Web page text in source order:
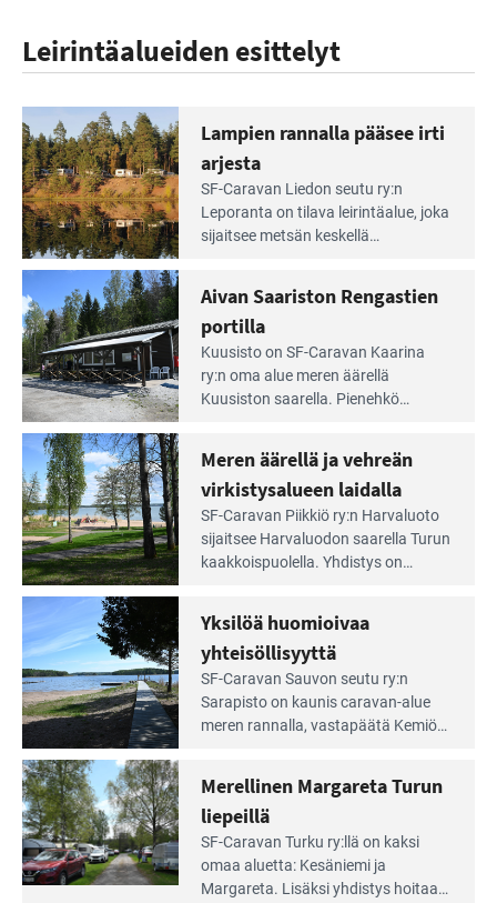
Leirintäalueiden esittelyt
Lue
Leirintäoppaan
artikkeli:
Lampien
rannalla
pääsee
irti
arjesta
Lampien rannalla pääsee irti
arjesta
SF-Caravan Liedon seutu ry:n
Leporanta on tilava leirintäalue, joka
sijaitsee metsän kes­kellä
tarjoaa ympäris­töineen kauniit
maisemat ja loistavat virkistäytymis­
mahdollisuudet.
Lue
Leirintäoppaan
artikkeli:
Aivan
Saariston
Rengastien
portilla
Aivan Saariston Rengastien
portilla
Kuusisto on SF-Caravan Kaarina
ry:n oma alue meren äärellä
Kuusiston saarella. Pie­nehkö
Lue
Leirintäoppaan
artikkeli:
Meren
äärellä
ja
vehreän
virkistysalueen
laidalla
Meren äärellä ja vehreän
virkistysalueen laidalla
SF-Caravan Piikkiö ry:n Harvaluoto
sijait­see Harvaluodon saarella Turun
kaakkois­puolella. Yhdistys on
virkistysalueesta.
Lue
Leirintäoppaan
artikkeli:
Yksilöä
huomioivaa
yhteisöllisyyttä
Yksilöä huomioivaa
yhteisöllisyyttä
SF-Caravan Sauvon seutu ry:n
Sarapisto on kaunis caravan-alue
meren rannalla, vasta­päätä Kemiön
kymmenen paikkaa ilman sähköä.
Lue
Leirintäoppaan
artikkeli:
Merellinen Margareta Turun
liepeillä
SF-Caravan Turku ry:llä on kaksi
omaa aluet­ta: Kesäniemi ja
Margareta. Lisäksi yhdis­tys hoitaa